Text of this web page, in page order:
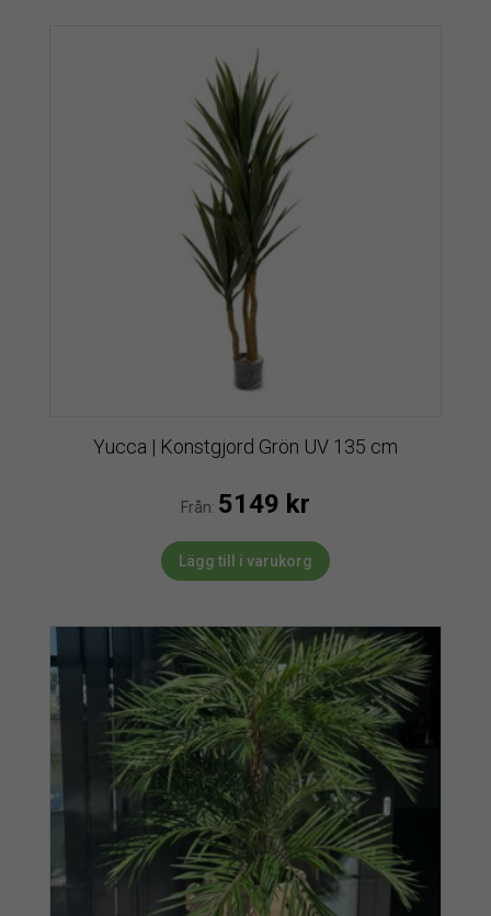
Yucca | Konstgjord Grön UV 135 cm
Från: 5149 kr
Lägg till i varukorg